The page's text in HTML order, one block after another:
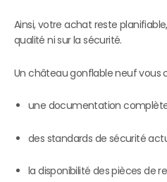
Ainsi, votre achat reste
qualité ni sur la sécurité.
Un château gonflable neuf vous
une documentation
des standards de sécurité
la disponibilité des pièces de